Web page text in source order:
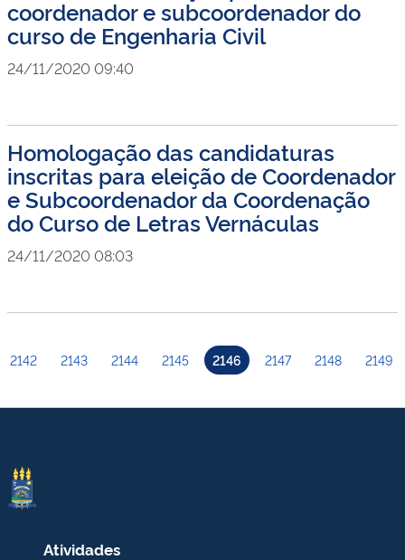
coordenador e subcoordenador do
curso de Engenharia Civil
24/11/2020 09:40
Homologação das candidaturas
inscritas para eleição de Coordenador
e Subcoordenador da Coordenação
do Curso de Letras Vernáculas
24/11/2020 08:03
2142 2143 2144 2145 2146 2147 2148 2149
Atividades